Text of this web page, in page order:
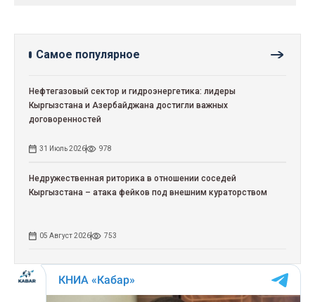
Самое популярное
Нефтегазовый сектор и гидроэнергетика: лидеры
Кыргызстана и Азербайджана достигли важных
договоренностей
31 Июль 2026 978
Недружественная риторика в отношении соседей
Кыргызстана – атака фейков под внешним кураторством
05 Август 2026 753